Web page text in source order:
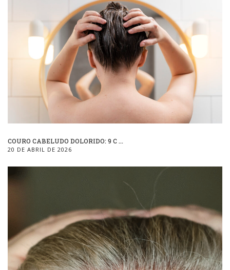
COURO CABELUDO DOLORIDO: 9 C ...
20 DE ABRIL DE 2026